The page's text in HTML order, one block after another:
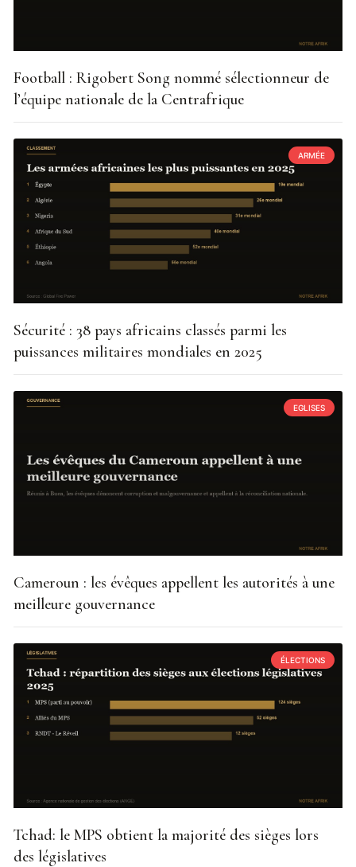
Football : Rigobert Song nommé sélectionneur de
l’équipe nationale de la Centrafrique
ARMÉE
Sécurité : 38 pays africains classés parmi les
puissances militaires mondiales en 2025
EGLISES
Cameroun : les évêques appellent les autorités à une
meilleure gouvernance
ÉLECTIONS
Tchad: le MPS obtient la majorité des sièges lors
des législatives